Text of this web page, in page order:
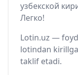
узбекской
Легко!
Lotin.uz —
lotindan
taklif etadi.